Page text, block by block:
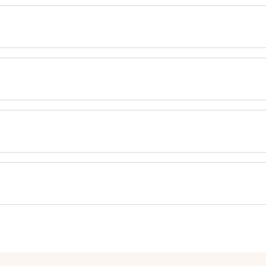
BIO, 200 ml
LAURYL GLUCOSIDE, COCAMIDOPROPYL BETAINE, LAUROYL
EXTRACT, LACTIC ACID, SODIUM HYDROXIDE,
DENAT., GARDENIA TAITENSIS FLOWER EXTRACT, COCOS
PARFUM, LIMONENE, LINALOOL.
wodą.